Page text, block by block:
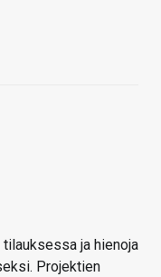
ja hienoja
Projektien